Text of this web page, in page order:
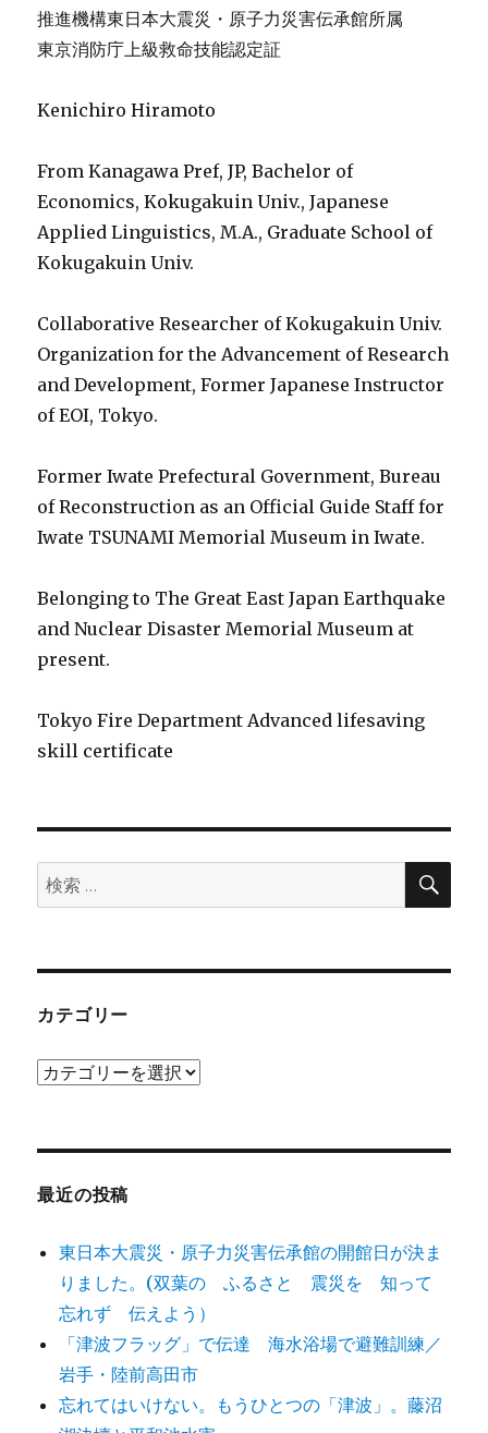
推進機構東日本大震災・原子力災害伝承館所属
東京消防庁上級救命技能認定証
Kenichiro Hiramoto
From Kanagawa Pref, JP, Bachelor of
Economics, Kokugakuin Univ., Japanese
Applied Linguistics, M.A., Graduate School of
Kokugakuin Univ.
Collaborative Researcher of Kokugakuin Univ.
Organization for the Advancement of Research
and Development, Former Japanese Instructor
of EOI, Tokyo.
Former Iwate Prefectural Government, Bureau
of Reconstruction as an Official Guide Staff for
Iwate TSUNAMI Memorial Museum in Iwate.
Belonging to The Great East Japan Earthquake
and Nuclear Disaster Memorial Museum at
present.
Tokyo Fire Department Advanced lifesaving
skill certificate
検
索:
検
カテゴリー
カ
ー
最近の投稿
東日本大震災・原子力災害伝承館の開館日が決ま
りました。(双葉の ふるさと 震災を 知って
忘れず 伝えよう）
「津波フラッグ」で伝達 海水浴場で避難訓練／
岩手・陸前高田市
忘れてはいけない。もうひとつの「津波」。藤沼